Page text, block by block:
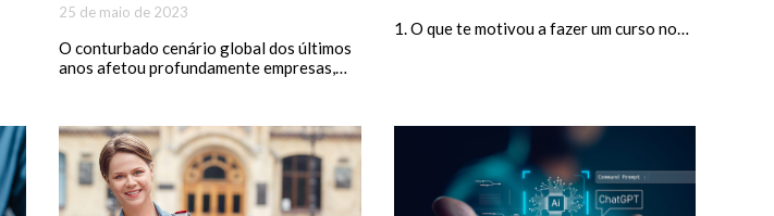
25 de maio de 2023
O conturbado cenário global dos últimos
anos afetou profundamente empresas,…
1. O que te motivou a fazer um curso no…